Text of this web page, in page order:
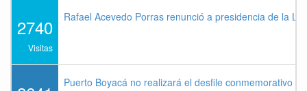
2740
Visitas
Rafael Acevedo Porras renunció a presidencia de la
Puerto Boyacá no realizará el desfile conmemorativo